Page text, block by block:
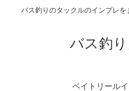
バス釣りのタックルのインプレ
バス釣
ベイトリール